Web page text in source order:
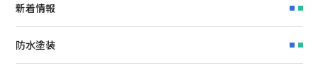
新着情報
防水塗装